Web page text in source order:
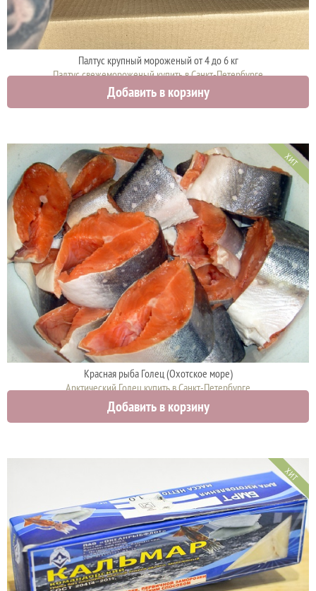
Палтус крупный мороженый от 4 до 6 кг
Палтус свежемороженый купить в Санкт-Петербурге
2300 руб.
Добавить в корзину
ХИТ
Красная рыба Голец (Охотское море)
Арктический Голец купить в Санкт-Петербурге
750 руб.
Добавить в корзину
ХИТ